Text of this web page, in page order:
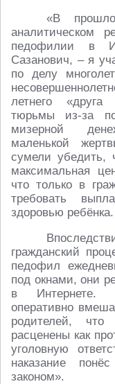
«В
аналитическом
педофилии в
Сазанович, – я
по делу
летнего
тюрьмы из-за
мизерной
маленькой
сумели убедить,
максимальная
что только в
требовать
здоровью ребёнка.
гражданский
педофил
под окнами, они
в Интернете.
оперативно
родителей, что
расценены как
уголовную
наказание
законом».